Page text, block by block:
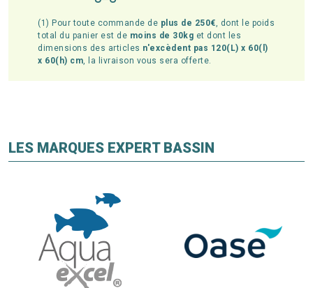
(1) Pour toute commande de plus de 250€, dont le poids
total du panier est de moins de 30kg et dont les
dimensions des articles n'excèdent pas 120(L) x 60(l)
x 60(h) cm, la livraison vous sera offerte.
LES MARQUES EXPERT BASSIN